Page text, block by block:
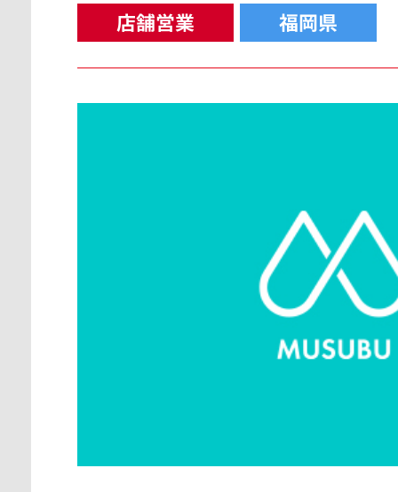
店舗営業 福岡県